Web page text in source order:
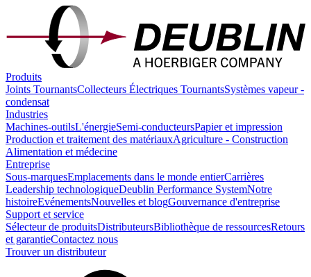
Produits
Joints TournantsCollecteurs Électriques TournantsSystèmes vapeur -
condensat
Industries
Machines-outilsL'énergieSemi-conducteursPapier et impression
Production et traitement des matériauxAgriculture - Construction
Alimentation et médecine
Entreprise
Sous-marquesEmplacements dans le monde entierCarrières
Leadership technologiqueDeublin Performance SystemNotre
histoireEvénementsNouvelles et blogGouvernance d'entreprise
Support et service
Sélecteur de produitsDistributeursBibliothèque de ressourcesRetours
et garantieContactez nous
Trouver un distributeur